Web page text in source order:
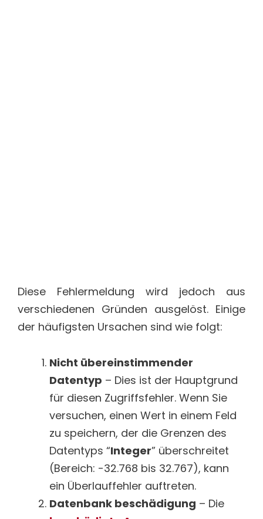
Diese Fehlermeldung wird jedoch aus
verschiedenen Gründen ausgelöst. Einige
der häufigsten Ursachen sind wie folgt:
Nicht übereinstimmender
Datentyp – Dies ist der Hauptgrund
für diesen Zugriffsfehler. Wenn Sie
versuchen, einen Wert in einem Feld
zu speichern, der die Grenzen des
Datentyps “Integer” überschreitet
(Bereich: -32.768 bis 32.767), kann
ein Überlauffehler auftreten.
Datenbank beschädigung – Die